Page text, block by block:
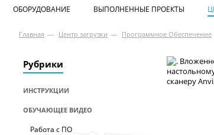
ОБОРУДОВАНИЕ ВЫПОЛНЕННЫЕ ПРОЕКТЫ
Главная — Центр загрузки — Программное Обеспечение
Рубрики
ИНСТРУКЦИИ
ОБУЧАЮЩЕЕ ВИДЕО
Работа с ПО